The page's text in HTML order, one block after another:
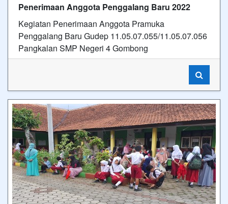
Penerimaan Anggota Penggalang Baru 2022
Kegiatan Penerimaan Anggota Pramuka
Penggalang Baru Gudep 11.05.07.055/11.05.07.056
Pangkalan SMP Negeri 4 Gombong